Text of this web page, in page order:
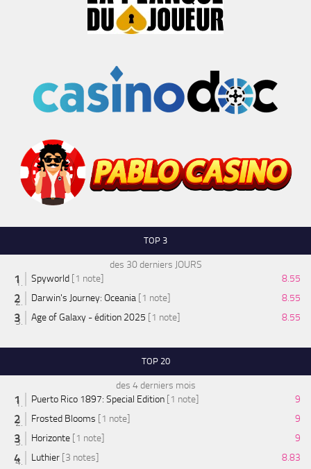
TOP 3
des 30 derniers JOURS
Spyworld [1 note]
8.55
Darwin's Journey: Oceania [1 note]
8.55
Age of Galaxy - édition 2025 [1 note] 8.55
TOP 20
des 4 derniers mois
Puerto Rico 1897: Special Edition [1 note]
9
Frosted Blooms [1 note]
9
Horizonte [1 note]
9
Luthier [3 notes]
8.83